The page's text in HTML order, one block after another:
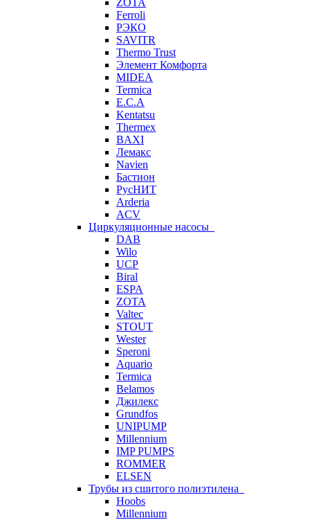
ZOTA
Ferroli
РЭКО
SAVITR
Thermo Trust
Элемент Комфорта
MIDEA
Termica
E.C.A
Kentatsu
Thermex
BAXI
Лемакс
Navien
Бастион
РусНИТ
Arderia
ACV
Циркуляционные насосы
DAB
Wilo
UCP
Biral
ESPA
ZOTA
Valtec
STOUT
Wester
Speroni
Aquario
Termica
Belamos
Джилекс
Grundfos
UNIPUMP
Millennium
IMP PUMPS
ROMMER
ELSEN
Трубы из сшитого полиэтилена
Hoobs
Millennium